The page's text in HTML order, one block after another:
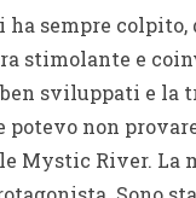
ha sempre colpito,
stimolante e
sviluppati e la
potevo non
Mystic River. La